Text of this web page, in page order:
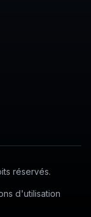
réservés.
d'utilisation